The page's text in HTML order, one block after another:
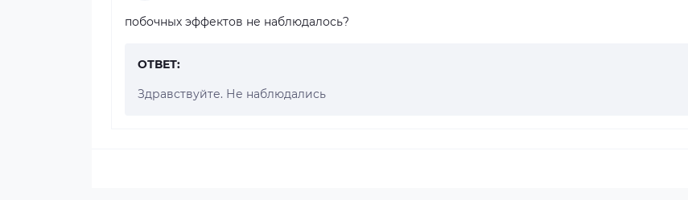
побочных эффектов не наблюдалось?
ОТВЕТ:
Здравствуйте. Не наблюдались